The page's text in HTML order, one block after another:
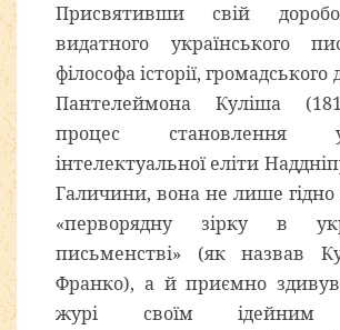
Присвятивши свій
видатного українського
філософа історії, громадського
Пантелеймона Куліша
процес становлення
інтелектуальної еліти
Галичини, вона не лише
«перворядну зірку в
письменстві» (як назвав
Франко), а й приємно
журі своїм ідейним